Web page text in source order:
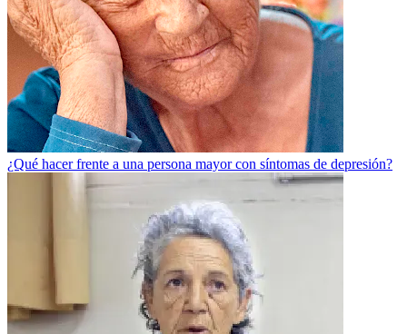
¿Qué hacer frente a una persona mayor con síntomas de depresión?